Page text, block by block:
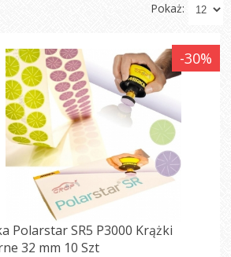
Pokaż:
-30%
Polarstar SR5 P3000 Krążki
32 mm 10 Szt